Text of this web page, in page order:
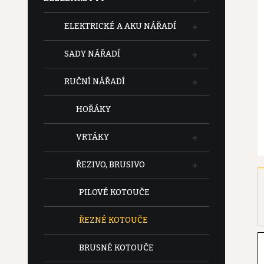
ELEKTRICKÉ A AKU NÁŘADÍ
SADY NÁŘADÍ
RUČNÍ NÁŘADÍ
HOŘÁKY
VRTÁKY
ŘEZIVO, BRUSIVO
PILOVÉ KOTOUČE
ŘEZNÉ KOTOUČE
BRUSNÉ KOTOUČE